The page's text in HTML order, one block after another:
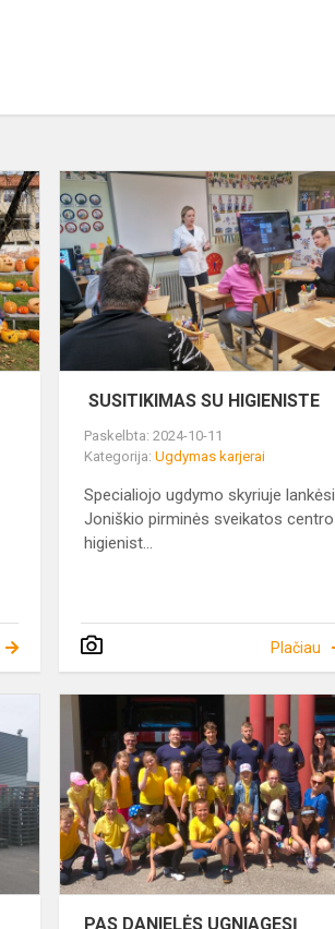
PAŽINTIS
SU
KIRPĖJO
PROFESIJA
SUSITIKIMAS SU HIGIENISTE
Paskelbta: 2024-10-11
Kategorija:Ugdymas karjerai
Specialiojo ugdymo skyriuje lankėsi
Joniškio pirminės sveikatos centro
higienist...
Plačiau
,,GAMTOS
MOKSLŲ
BIČIULIŲ“
IŠVYKA
PAS DANIELĖS UGNIAGESĮ